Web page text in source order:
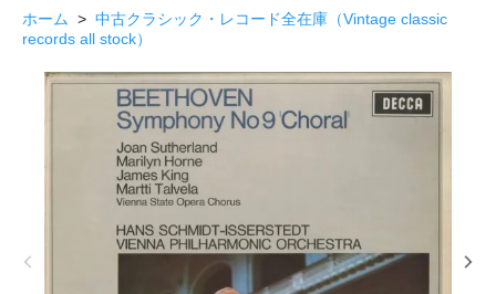
ホーム > 中古クラシック・レコード全在庫（Vintage classic
records all stock）